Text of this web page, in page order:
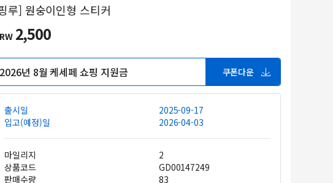
루] 원숭이인형 스티커
2,500
2026년 8월 케세페 쇼핑 지원금 쿠폰다운
출시일
2025-09-17
입고(예정)일
2026-04-03
마일리지
2
상품코드
GD00147249
판매수량
83